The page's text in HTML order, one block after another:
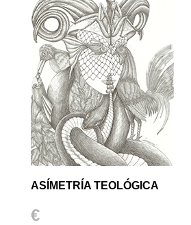
ASÍMETRÍA TEOLÓGICA
€